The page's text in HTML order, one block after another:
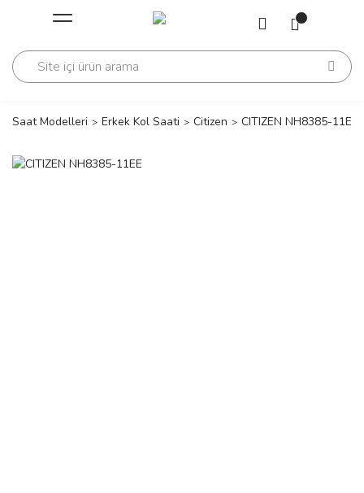
Geri Dön
Geri Dön
Saat Modelleri Erkek Kol Saati Citizen CITIZEN NH8385-11EE